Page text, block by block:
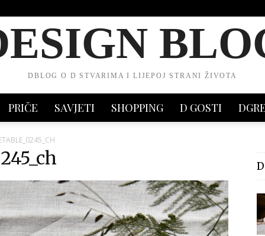
DBLOG O D STVARIMA I LIJEPOJ STRANI ŽIVOTA
PRIČE SAVJETI SHOPPING D GOSTI